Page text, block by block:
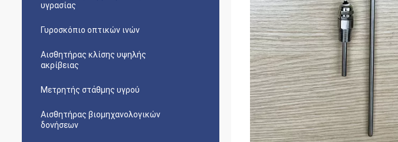
υγρασίας
Γυροσκόπιο οπτικών ινών
Αισθητήρας κλίσης υψηλής
ακρίβειας
Μετρητής στάθμης υγρού
Αισθητήρας βιομηχανολογικών
δονήσεων